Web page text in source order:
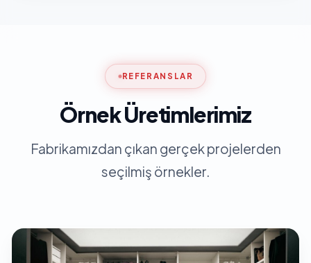
REFERANSLAR
Örnek Üretimlerimiz
Fabrikamızdan çıkan gerçek projelerden
seçilmiş örnekler.